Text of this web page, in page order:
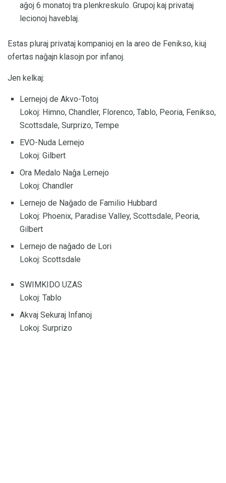
aĝoj 6 monatoj tra plenkreskulo. Grupoj kaj privataj
lecionoj haveblaj.
Estas pluraj privataj kompanioj en la areo de Fenikso, kiuj
ofertas naĝajn klasojn por infanoj.
Jen kelkaj:
Lernejoj de Akvo-Totoj
Lokoj: Himno, Chandler, Florenco, Tablo, Peoria, Fenikso,
Scottsdale, Surprizo, Tempe
EVO-Nuda Lernejo
Lokoj: Gilbert
Ora Medalo Naĝa Lernejo
Lokoj: Chandler
Lernejo de Naĝado de Familio Hubbard
Lokoj: Phoenix, Paradise Valley, Scottsdale, Peoria,
Gilbert
Lernejo de naĝado de Lori
Lokoj: Scottsdale
SWIMKIDO UZAS
Lokoj: Tablo
Akvaj Sekuraj Infanoj
Lokoj: Surprizo